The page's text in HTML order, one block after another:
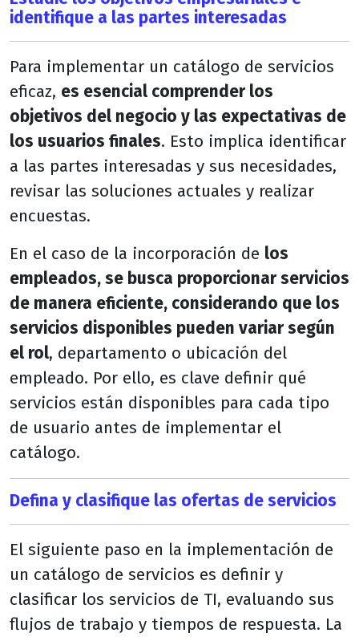
identifique a las partes interesadas
Para implementar un catálogo de servicios
eficaz, es esencial comprender los
objetivos del negocio y las expectativas de
los usuarios finales. Esto implica identificar
a las partes interesadas y sus necesidades,
revisar las soluciones actuales y realizar
encuestas.
En el caso de la incorporación de los
empleados, se busca proporcionar servicios
de manera eficiente, considerando que los
servicios disponibles pueden variar según
el rol, departamento o ubicación del
empleado. Por ello, es clave definir qué
servicios están disponibles para cada tipo
de usuario antes de implementar el
catálogo.
Defina y clasifique las ofertas de servicios
El siguiente paso en la implementación de
un catálogo de servicios es definir y
clasificar los servicios de TI, evaluando sus
flujos de trabajo y tiempos de respuesta. La